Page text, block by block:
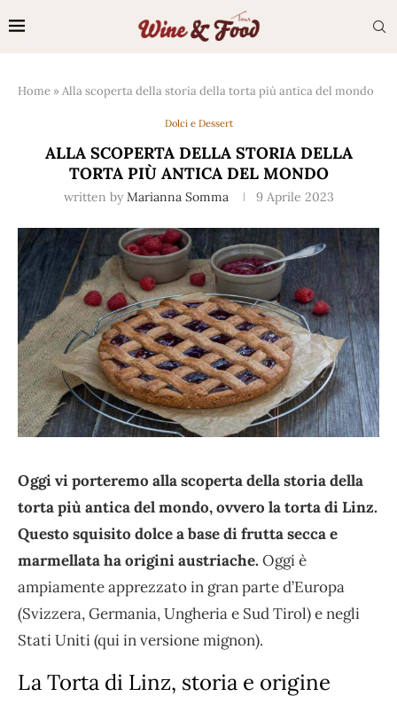
Home »Alla scoperta della storia della torta più antica del mondo
Dolci e Dessert
ALLA SCOPERTA DELLA STORIA DELLA
TORTA PIÙ ANTICA DEL MONDO
written by Marianna Somma 9 Aprile 2023
Oggi vi porteremo alla scoperta della storia della
torta più antica del mondo, ovvero la torta di Linz.
Questo squisito dolce a base di frutta secca e
marmellata ha origini austriache. Oggi è
ampiamente apprezzato in gran parte d’Europa
(Svizzera, Germania, Ungheria e Sud Tirol) e negli
Stati Uniti (qui in versione mignon).
La Torta di Linz, storia e origine